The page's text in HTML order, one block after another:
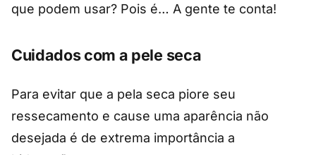
que podem usar? Pois é… A gente te conta!
Cuidados com a pele seca
Para evitar que a pela seca piore seu
ressecamento e cause uma aparência não
desejada é de extrema importância a